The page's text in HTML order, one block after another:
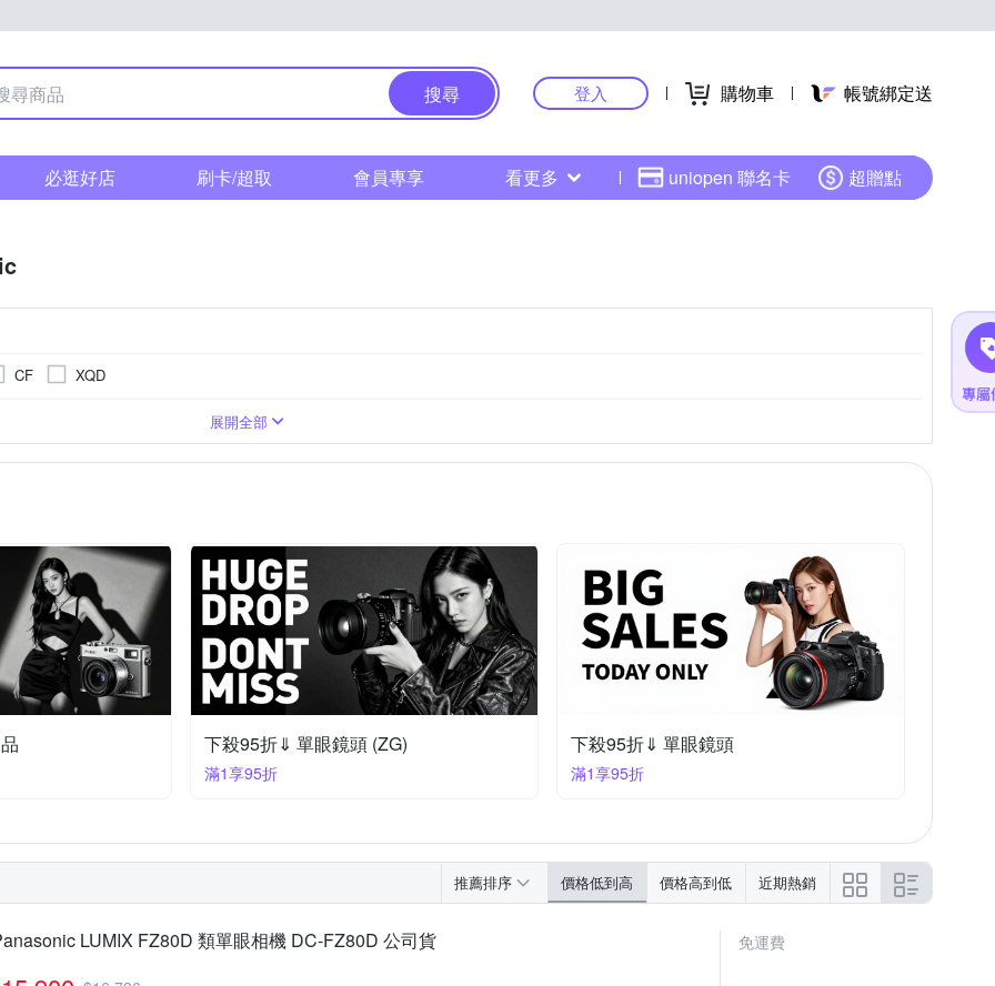
搜尋 登入 購物車 帳號綁定送
必逛好店 刷卡/超取 會員專享 看更多 uniopen 聯名卡 超贈點
CF
XQD
BSI CMOS(高感光背照式)
4000萬像素以上 3001萬~5000萬像素
展開全部
下殺95折⇓ 單眼鏡頭 (ZG)
滿1享95折
下殺95折⇓ 單眼鏡頭
滿1享95折
推薦排序 價格低到高 價格高到低 近期熱銷
LUMIX FZ80D 類單眼相機 DC-FZ80D 公司貨 免運費